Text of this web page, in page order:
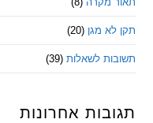
מגן (20)
לשאלות (39)
אחרונות